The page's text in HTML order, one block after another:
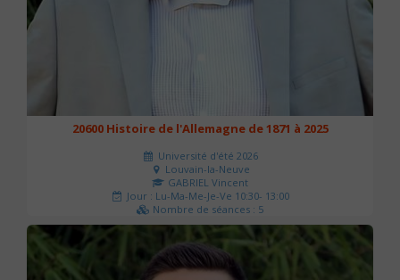
20600 Histoire de l'Allemagne de 1871 à 2025
Université d'été 2026
Louvain-la-Neuve
GABRIEL Vincent
Jour : Lu-Ma-Me-Je-Ve 10:30- 13:00
Nombre de séances : 5
120 €